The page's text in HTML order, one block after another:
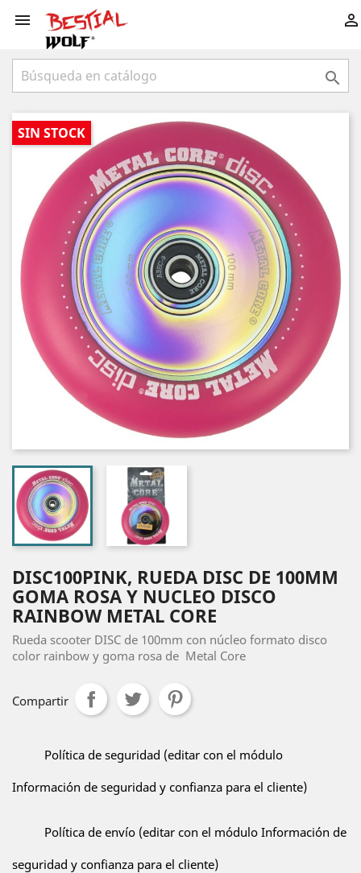
 

SIN STOCK
DISC100PINK, RUEDA DISC DE 100MM
GOMA ROSA Y NUCLEO DISCO
RAINBOW METAL CORE
Rueda scooter DISC de 100mm con núcleo formato disco
color rainbow y goma rosa de Metal Core
Compartir
Política de seguridad (editar con el módulo
Información de seguridad y confianza para el cliente)
Política de envío (editar con el módulo Información de
seguridad y confianza para el cliente)